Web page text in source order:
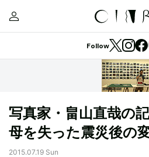
Follow
写真家・畠山直哉の
母を失った震災後の
2015.07.19 Sun